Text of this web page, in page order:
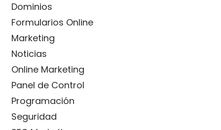
Dominios
Formularios Online
Marketing
Noticias
Online Marketing
Panel de Control
Programación
Seguridad